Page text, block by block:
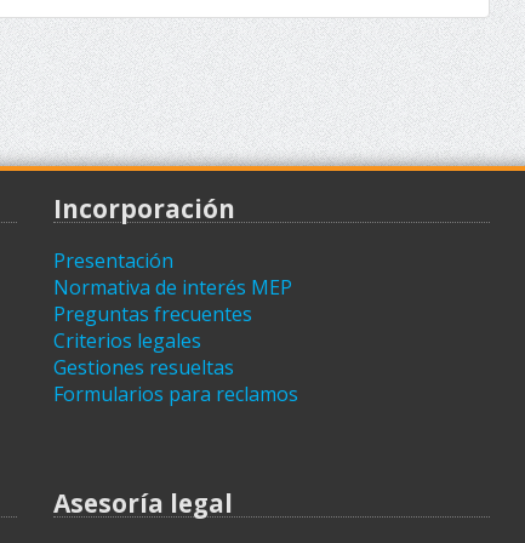
Incorporación
Presentación
Normativa de interés MEP
Preguntas frecuentes
Criterios legales
Gestiones resueltas
Formularios para reclamos
Asesoría legal